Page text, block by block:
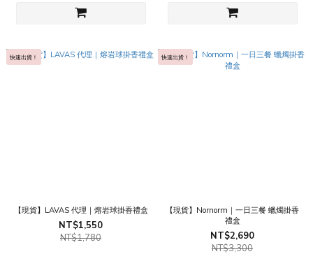
快速出貨！
【現貨】LAVAS 代理｜熔岩球掛香禮盒
NT$1,550
NT$1,780
快速出貨！
【現貨】Nornorm｜一日三餐 蠟燭掛香
禮盒
NT$2,690
NT$3,300